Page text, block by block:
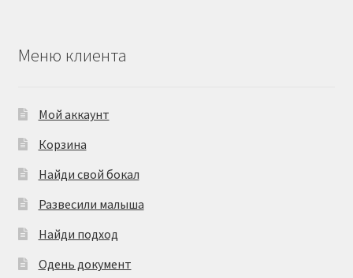
Меню клиента
Мой аккаунт
Корзина
Найди свой бокал
Развесили малыша
Найди подход
Одень документ